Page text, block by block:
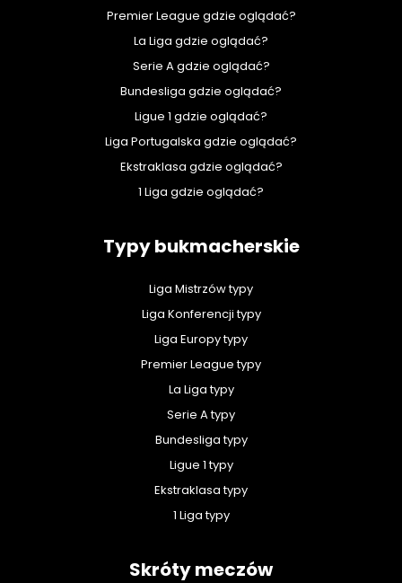
Premier League gdzie oglądać?
La Liga gdzie oglądać?
Serie A gdzie oglądać?
Bundesliga gdzie oglądać?
Ligue 1 gdzie oglądać?
Liga Portugalska gdzie oglądać?
Ekstraklasa gdzie oglądać?
1 Liga gdzie oglądać?
Typy bukmacherskie
Liga Mistrzów typy
Liga Konferencji typy
Liga Europy typy
Premier League typy
La Liga typy
Serie A typy
Bundesliga typy
Ligue 1 typy
Ekstraklasa typy
1 Liga typy
Skróty meczów